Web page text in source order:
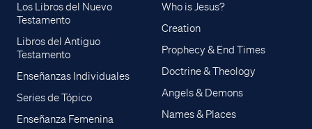
Los Libros del Nuevo
Testamento
Libros del Antiguo
Testamento
Enseñanzas Individuales
Series de Tópico
Enseñanza Femenina
Who is Jesus?
Creation
Prophecy & End Times
Doctrine & Theology
Angels & Demons
Names & Places